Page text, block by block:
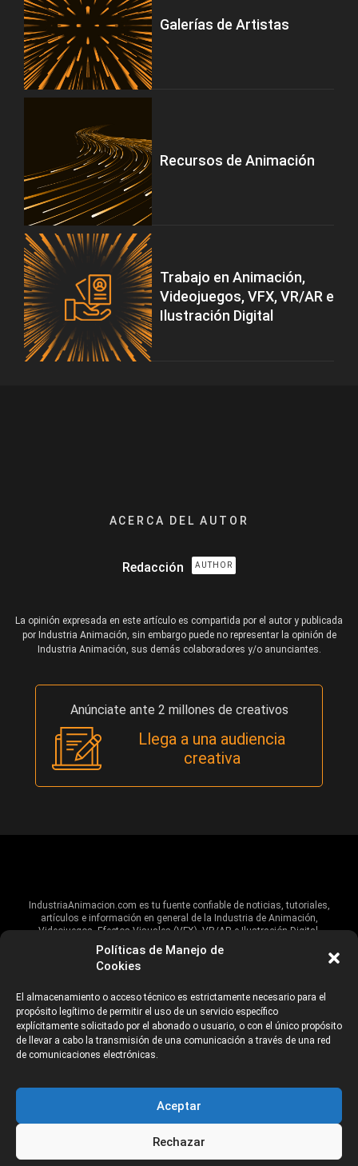
Políticas de Manejo de
Cookies
El almacenamiento o acceso técnico es estrictamente necesario para el
propósito legítimo de permitir el uso de un servicio específico
explícitamente solicitado por el abonado o usuario, o con el único propósito
de llevar a cabo la transmisión de una comunicación a través de una red
de comunicaciones electrónicas.
Aceptar
Rechazar
Galerías de Artistas
Recursos de Animación
Trabajo en Animación,
Videojuegos, VFX, VR/AR e
Ilustración Digital
ACERCA DEL AUTOR
Redacción AUTHOR
La opinión expresada en este artículo es compartida por el autor y publicada
por Industria Animación, sin embargo puede no representar la opinión de
Industria Animación, sus demás colaboradores y/o anunciantes.
Anúnciate ante 2 millones de creativos
Llega a una audiencia
creativa
IndustriaAnimacion.com es tu fuente confiable de noticias, tutoriales,
artículos e información en general de la Industria de Animación,
Videojuegos, Efectos Visuales (VFX), VR/AR e Ilustración Digital.
Hablamos de estas industrias y su alcance global, pero damos un énfasis
especial al talento, estudios, escuelas, eventos y organizaciones que
ANUNCIANTES AVISO DE PRIVACIDAD
©2026 Industria Networks